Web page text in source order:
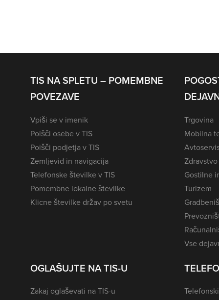
TIS NA SPLETU – POMEMBNE
POVEZAVE
Vpiši se v imenik
Poišči osebe v TIS
Poišči podjetja v TIS
Zemljevid in navigacija
Telefonske številke v TIS
Pomembne lokalne številke
Klicne številke držav po svetu
Trgovina
Mobilna
Zdravstvo
Gostilne
Turizem
Vse
OGLAŠUJTE NA TIS-U
Zakaj oglaševati na TIS-u